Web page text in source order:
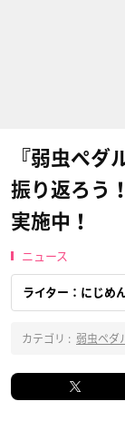
『弱虫ペダ
振り返ろう
実施中！
ニュース
ライター：にじめ
カテゴリ : 弱虫ペダ